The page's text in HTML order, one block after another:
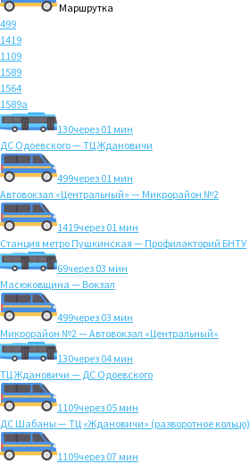
Маршрутка
499
1419
1109
1589
1564
1589а
130через 01 мин
ДС Одоевского — ТЦ Ждановичи
499через 01 мин
Автовокзал «Центральный» — Микрорайон №2
1419через 01 мин
Станция метро Пушкинская — Профилакторий БНТУ
69через 03 мин
Масюковщина — Вокзал
499через 03 мин
Микрорайон №2 — Автовокзал «Центральный»
130через 04 мин
ТЦ Ждановичи — ДС Одоевского
1109через 05 мин
ДС Шабаны — ТЦ «Ждановичи» (разворотное кольцо)
1109через 07 мин